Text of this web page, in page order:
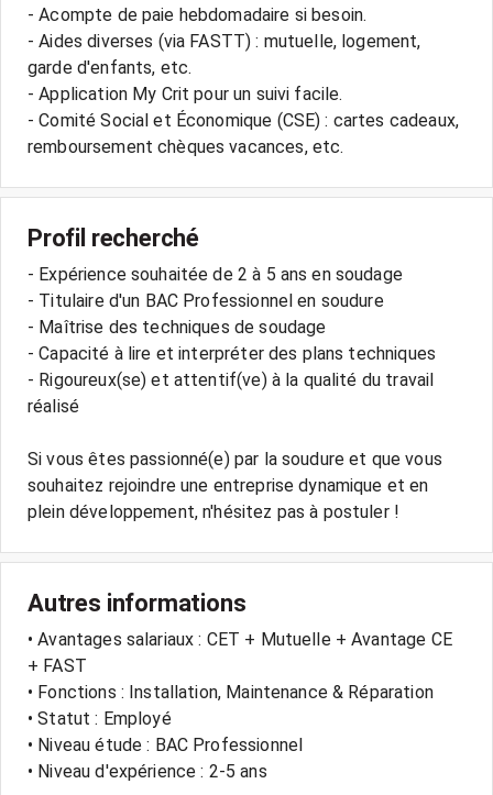
- Acompte de paie hebdomadaire si besoin.
- Aides diverses (via FASTT) : mutuelle, logement,
garde d'enfants, etc.
- Application My Crit pour un suivi facile.
- Comité Social et Économique (CSE) : cartes cadeaux,
Profil recherché
- Expérience souhaitée de 2 à 5 ans en soudage
- Titulaire d'un BAC Professionnel en soudure
- Maîtrise des techniques de soudage
- Capacité à lire et interpréter des plans techniques
- Rigoureux(se) et attentif(ve) à la qualité du travail
réalisé
Si vous êtes passionné(e) par la soudure et que vous
souhaitez rejoindre une entreprise dynamique et en
Autres informations
• Avantages salariaux : CET + Mutuelle + Avantage CE
+ FAST
• Fonctions : Installation, Maintenance & Réparation
• Statut : Employé
• Niveau étude : BAC Professionnel
• Niveau d'expérience : 2-5 ans